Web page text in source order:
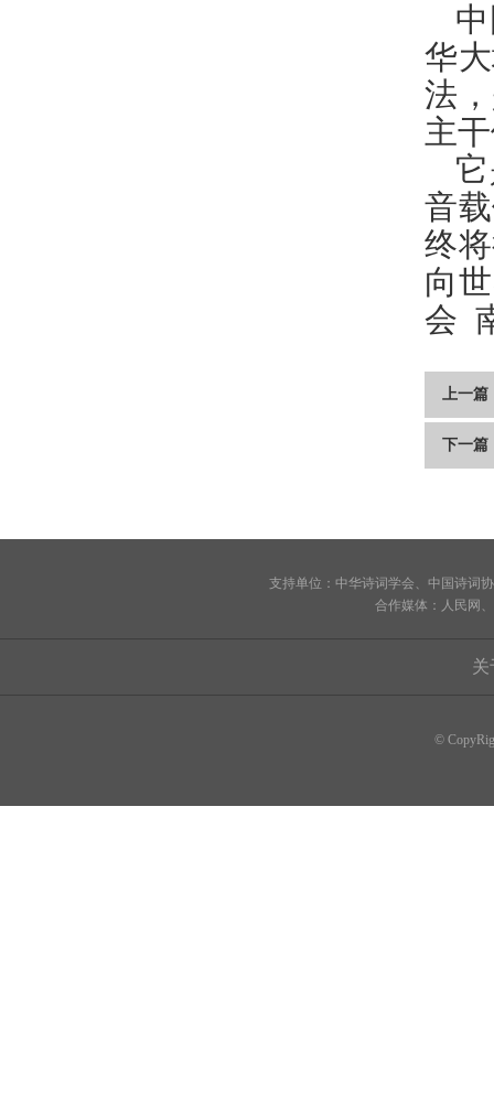
华
法
主
音
终
向
会
上一篇
下一篇
支持单位：中华诗词学会、中国诗词
合作媒体：人民网
关
©